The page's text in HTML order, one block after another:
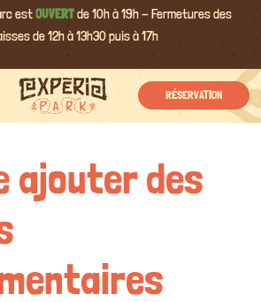
estOUVERTde 10h à 19h - Fermetures des
de 12h à 13h30 puis à 17h
RÉSERVATION
Précédent Suivant
ajouter des